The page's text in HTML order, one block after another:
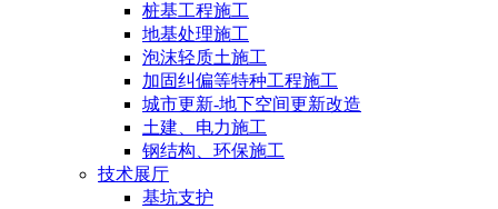
桩基工程施工
地基处理施工
泡沫轻质土施工
加固纠偏等特种工程施工
城市更新-地下空间更新改造
土建、电力施工
钢结构、环保施工
技术展厅
基坑支护